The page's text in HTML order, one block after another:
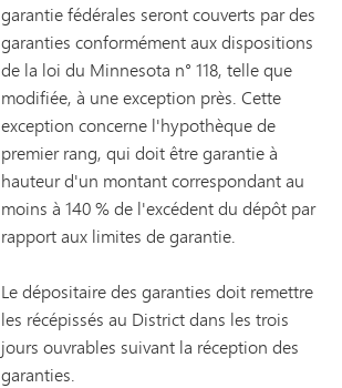
garantie fédérales seront couverts par des
garanties conformément aux dispositions
de la loi du Minnesota n° 118, telle que
modifiée, à une exception près. Cette
exception concerne l'hypothèque de
premier rang, qui doit être garantie à
hauteur d'un montant correspondant au
moins à 140 % de l'excédent du dépôt par
rapport aux limites de garantie.
Le dépositaire des garanties doit remettre
les récépissés au District dans les trois
jours ouvrables suivant la réception des
garanties.